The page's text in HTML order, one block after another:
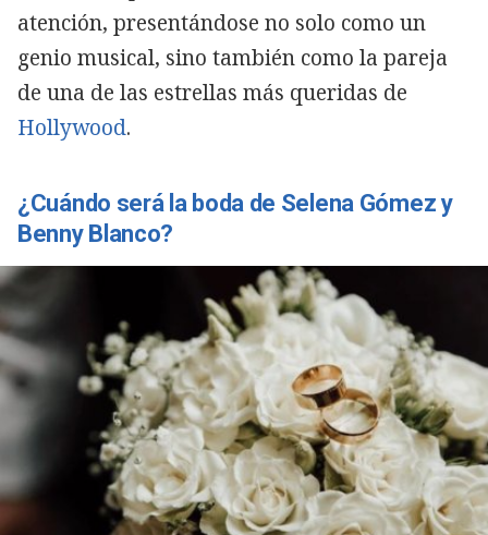
atención, presentándose no solo como un
genio musical, sino también como la pareja
de una de las estrellas más queridas de
Hollywood.
¿Cuándo será la boda de Selena Gómez y
Benny Blanco?